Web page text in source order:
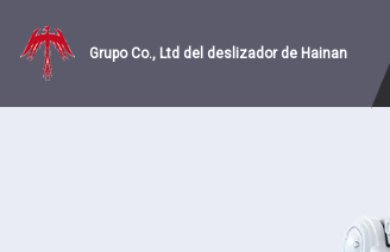
Grupo Co., Ltd del deslizador de Hainan